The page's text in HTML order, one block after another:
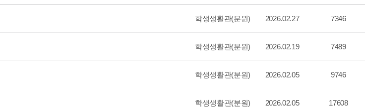
학생생활관(분원) 2026.02.27 7346
학생생활관(분원) 2026.02.19 7489
학생생활관(분원) 2026.02.05 9746
학생생활관(분원) 2026.02.05 17608